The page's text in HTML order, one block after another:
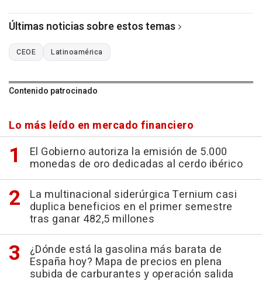
Últimas noticias sobre estos temas
CEOE Latinoamérica
Contenido patrocinado
Lo más leído en mercado financiero
El Gobierno autoriza la emisión de 5.000
monedas de oro dedicadas al cerdo ibérico
La multinacional siderúrgica Ternium casi
duplica beneficios en el primer semestre
tras ganar 482,5 millones
¿Dónde está la gasolina más barata de
España hoy? Mapa de precios en plena
subida de carburantes y operación salida